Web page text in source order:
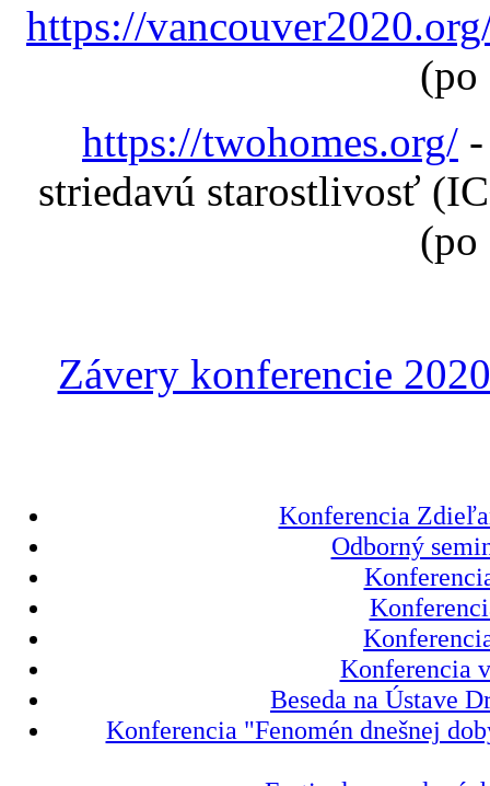
https://
(po
https://twohomes.org/
striedavú starostlivosť
(po
Závery konferencie
Konferencia
Odborný
Konferencia
Beseda na Ústave
Konferencia "Fenomén dnešnej